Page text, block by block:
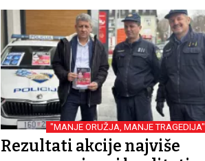
"MANJE ORUŽJA, MANJE TRAGEDIJA"
Rezultati akcije najviše